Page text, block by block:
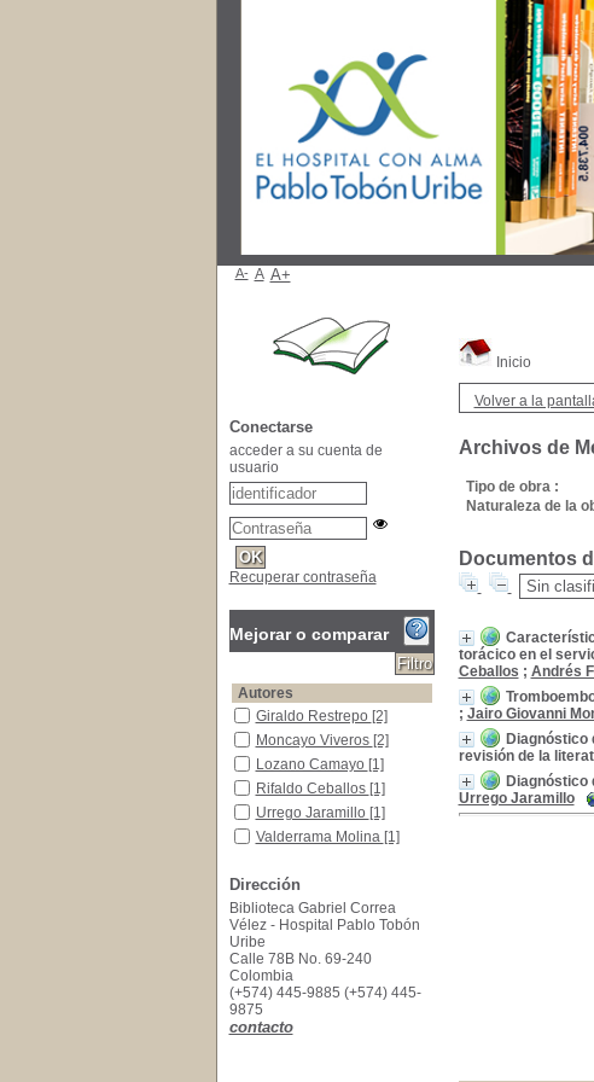
Inicio
Volver a la
Archivos de
Tipo de obra :
Naturaleza de la
Documentos
torácico en el
Ceballos ; Andrés
; Jairo Giovanni
Diagnóstico
revisión de la
Diagnóstico
Urrego Jaramillo
A- A A+
Conectarse
acceder a su cuenta de
usuario
Recuperar contraseña
Mejorar o comparar
Autores
Giraldo Restrepo
Giraldo Restrepo [2]
Moncayo Viveros
Moncayo Viveros [2]
Lozano Camayo
Lozano Camayo [1]
Rifaldo Ceballos
Rifaldo Ceballos [1]
Urrego Jaramillo
Urrego Jaramillo [1]
Valderrama Molina
Valderrama Molina [1]
Título de publicación
Archivos de Medicina de Urgencia de México
Archivos de Medicina de
Urgencia de México[4]
Año de publicación
20192019[1]
20162016[1]
20132013[1]
Dirección
Biblioteca Gabriel Correa
Vélez - Hospital Pablo Tobón
Uribe
Calle 78B No. 69-240
Colombia
(+574) 445-9885 (+574) 445-
9875
contacto